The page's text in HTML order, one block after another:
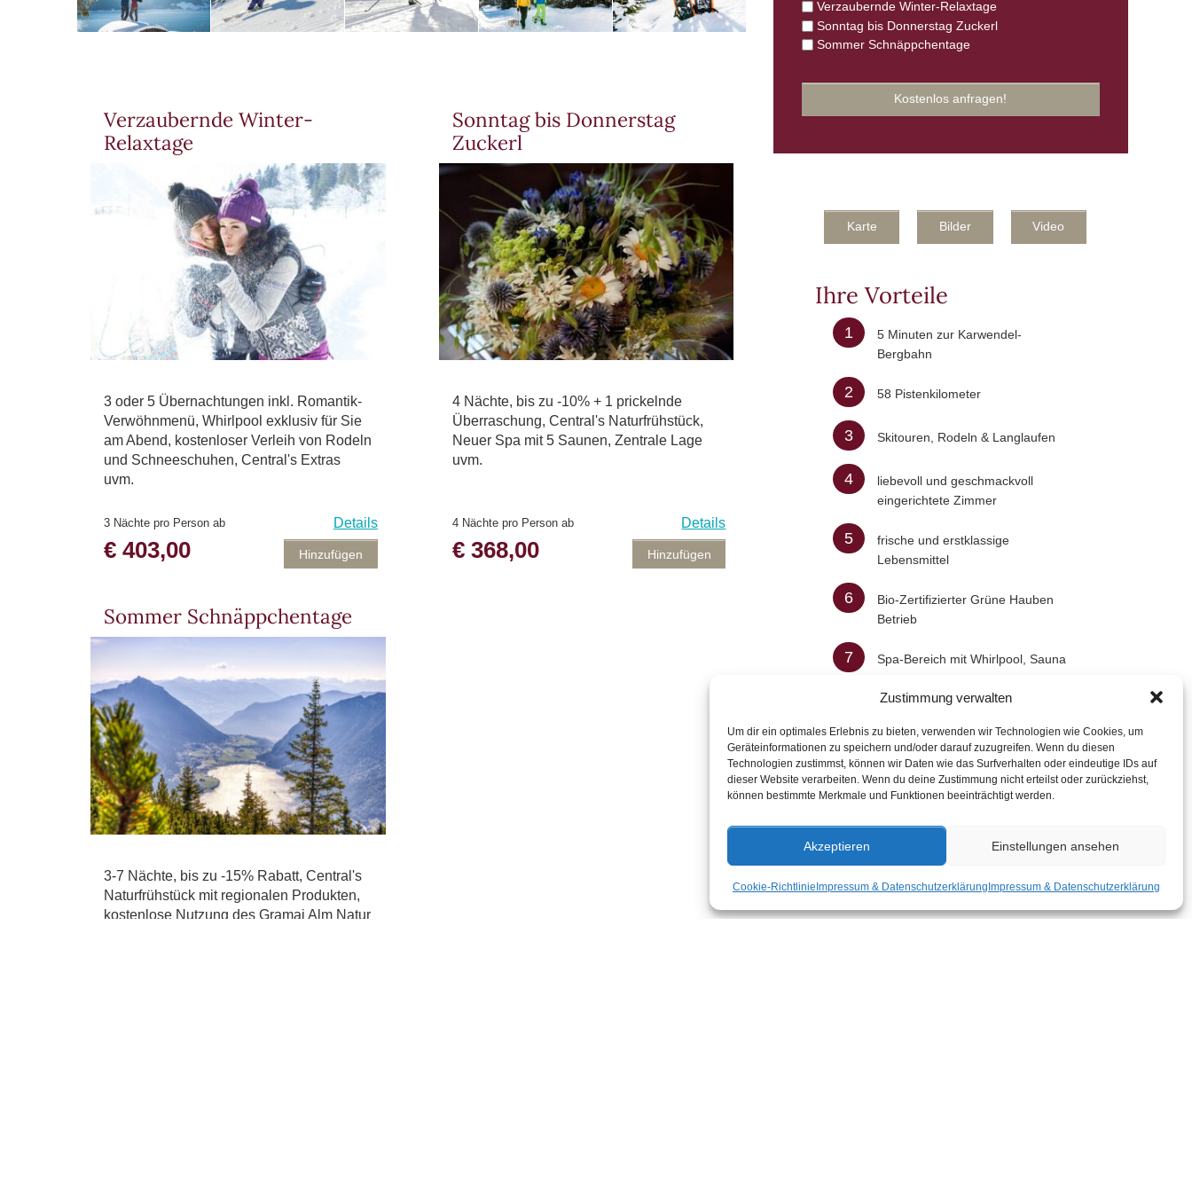
Zustimmung verwalten
Um dir ein optimales Erlebnis zu bieten, verwenden wir Technologien wie Cookies, um
Geräteinformationen zu speichern und/oder darauf zuzugreifen. Wenn du diesen
Technologien zustimmst, können wir Daten wie das Surfverhalten oder eindeutige IDs auf
dieser Website verarbeiten. Wenn du deine Zustimmung nicht erteilst oder zurückziehst,
können bestimmte Merkmale und Funktionen beeinträchtigt werden.
Akzeptieren Einstellungen ansehen
Cookie-Richtlinie Impressum & Datenschutzerklärung Impressum & Datenschutzerklärung
Verzaubernde Winter-
Relaxtage
3 oder 5 Übernachtungen inkl. Romantik-
Verwöhnmenü, Whirlpool exklusiv für Sie
am Abend, kostenloser Verleih von Rodeln
und Schneeschuhen, Central's Extras
uvm.
3 Nächte pro Person ab
€ 403,00
Details
Hinzufügen
Sonntag bis Donnerstag
Zuckerl
4 Nächte, bis zu -10% + 1 prickelnde
Überraschung, Central's Naturfrühstück,
Neuer Spa mit 5 Saunen, Zentrale Lage
uvm.
4 Nächte pro Person ab
€ 368,00
Details
Hinzufügen
Sommer Schnäppchentage
3-7 Nächte, bis zu -15% Rabatt, Central's
Naturfrühstück mit regionalen Produkten,
kostenlose Nutzung des Gramai Alm Natur
Verzaubernde Winter-Relaxtage
Sonntag bis Donnerstag Zuckerl
Sommer Schnäppchentage
Karte Bilder Video
Ihre Vorteile
1
5 Minuten zur Karwendel-
Bergbahn
2 58 Pistenkilometer
3 Skitouren, Rodeln & Langlaufen
4
liebevoll und geschmackvoll
eingerichtete Zimmer
5
frische und erstklassige
Lebensmittel
6
Bio-Zertifizierter Grüne Hauben
Betrieb
7
Spa-Bereich mit Whirlpool, Sauna